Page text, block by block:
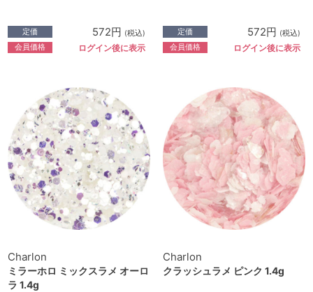
定価 572円 (税込)
会員価格 ログイン後に表示
定価 572円 (税込)
会員価格 ログイン後に表示
Charlon
ミラーホロ ミックスラメ オーロ
ラ 1.4g
Charlon
クラッシュラメ ピンク 1.4g